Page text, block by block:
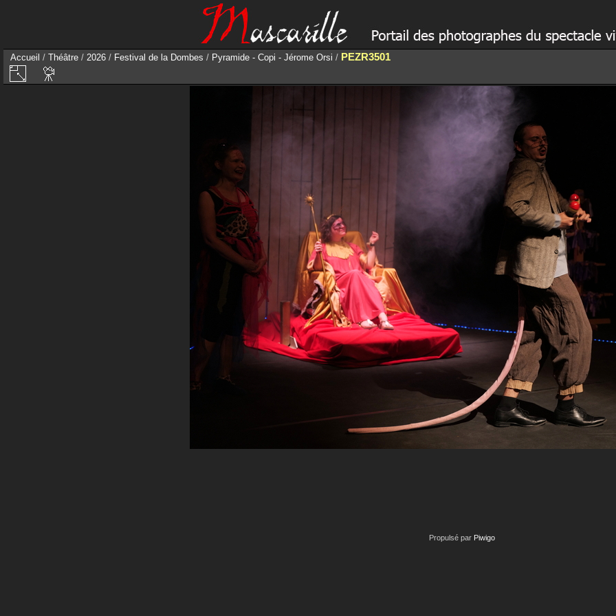
Accueil / Théâtre / 2026 / Festival de la Dombes / Pyramide - Copi - Jérome Orsi / PEZR3501
Propulsé par Piwigo